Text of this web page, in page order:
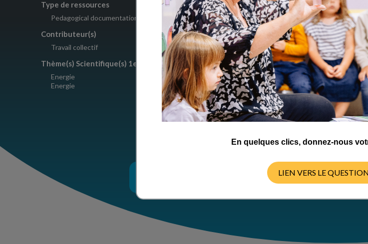
Type de ressources
Pedagogical documentation
Contributeur(s)
Travail collectif
Thème(s) Scientifique(s) 1er degré
Energie
Energie
Copyright
CC BY-NC-SA 4.0 International
TÉLÉCHARGER LE
En quelques clics, donnez-nous
LIEN VERS LE